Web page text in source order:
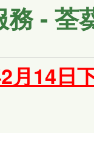
- 荃
月14日